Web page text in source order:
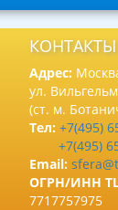
КОНТАКТЫ
Адрес:
ул.
(ст. м.
Тел: +7(495)
+7(495)
Email:
ОГРН/ИНН
7717757975